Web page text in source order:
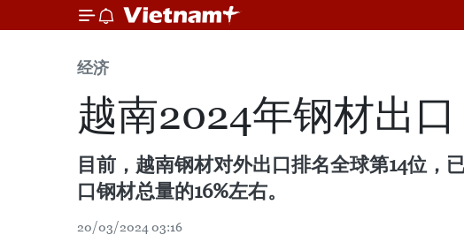
经济
越南2024年钢材出
目前，越南钢材对外出口排名全球第14位
口钢材总量的16%左右。
20/03/2024 03:16